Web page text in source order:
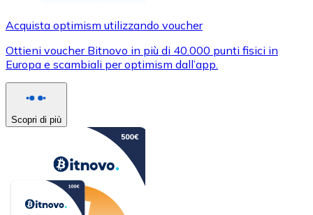
Acquista optimism utilizzando voucher
Ottieni voucher Bitnovo in più di 40.000 punti fisici in
Europa e scambiali per optimism dall’app.
Scopri di più